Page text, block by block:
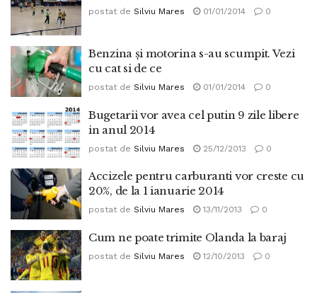
postat de Silviu Mares 01/01/2014 0
Benzina şi motorina s-au scumpit. Vezi
cu cat si de ce
postat de Silviu Mares 01/01/2014 0
Bugetarii vor avea cel putin 9 zile libere
in anul 2014
postat de Silviu Mares 25/12/2013 0
Accizele pentru carburanti vor creste cu
20%, de la 1 ianuarie 2014
postat de Silviu Mares 13/11/2013 0
Cum ne poate trimite Olanda la baraj
postat de Silviu Mares 12/10/2013 0